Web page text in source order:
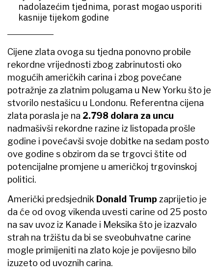
nadolazećim tjednima, porast mogao usporiti
kasnije tijekom godine
Cijene zlata ovoga su tjedna ponovno probile
rekordne vrijednosti zbog zabrinutosti oko
mogućih američkih carina i zbog povećane
potražnje za zlatnim polugama u New Yorku što je
stvorilo nestašicu u Londonu. Referentna cijena
zlata porasla je na 2.798 dolara za uncu
nadmašivši rekordne razine iz listopada prošle
godine i povećavši svoje dobitke na sedam posto
ove godine s obzirom da se trgovci štite od
potencijalne promjene u američkoj trgovinskoj
politici.
Američki predsjednik Donald Trump zaprijetio je
da će od ovog vikenda uvesti carine od 25 posto
na sav uvoz iz Kanade i Meksika što je izazvalo
strah na tržištu da bi se sveobuhvatne carine
mogle primijeniti na zlato koje je povijesno bilo
izuzeto od uvoznih carina.